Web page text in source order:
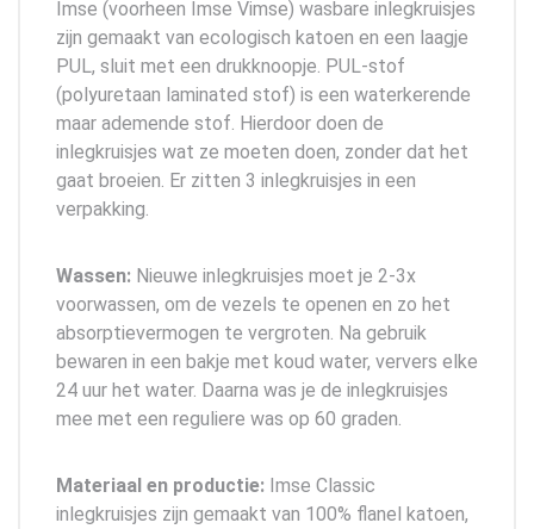
Imse (voorheen Imse Vimse) wasbare inlegkruisjes
zijn gemaakt van ecologisch katoen en een laagje
PUL, sluit met een drukknoopje. PUL-stof
(polyuretaan laminated stof) is een waterkerende
maar ademende stof. Hierdoor doen de
inlegkruisjes wat ze moeten doen, zonder dat het
gaat broeien. Er zitten 3 inlegkruisjes in een
verpakking.
Wassen: Nieuwe inlegkruisjes moet je 2-3x
voorwassen, om de vezels te openen en zo het
absorptievermogen te vergroten. Na gebruik
bewaren in een bakje met koud water, ververs elke
24 uur het water. Daarna was je de inlegkruisjes
mee met een reguliere was op 60 graden.
Materiaal en productie: Imse Classic
inlegkruisjes zijn gemaakt van 100% flanel katoen,